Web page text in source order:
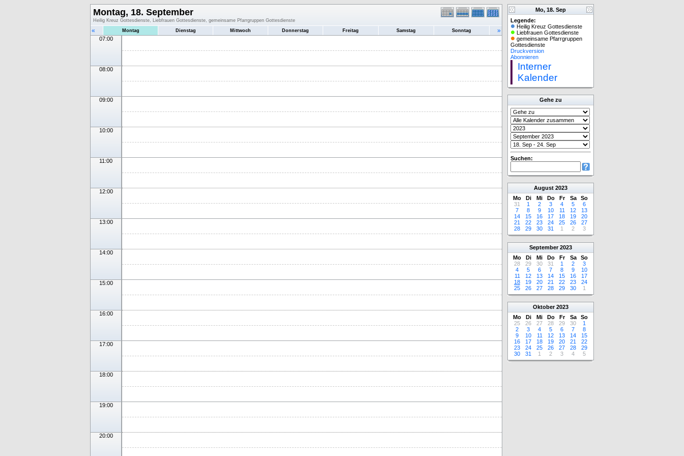
Montag, 18. September
Heilig Kreuz Gottesdienste, Liebfrauen Gottesdienste, gemeinsame Pfarrgruppen Gottesdienste
« Montag Dienstag Mittwoch Donnerstag Freitag Samstag Sonntag »
07:00
08:00
09:00
10:00
11:00
12:00
13:00
14:00
15:00
16:00
17:00
18:00
19:00
20:00
Mo, 18. Sep
Legende:
Heilig Kreuz Gottesdienste
Liebfrauen Gottesdienste
gemeinsame Pfarrgruppen
Gottesdienste
Druckversion
Abonnieren
Interner
Kalender
Gehe zu
Suchen:
August 2023
Mo
Di Mi Do Fr Sa
So
31
1 2 3 4 5
6
7
8 9 10 11 12
13
14
15 16 17 18 19
20
21
22 23 24 25 26
27
28
29 30 31 1 2 3
September 2023
Mo
Di Mi Do Fr Sa
So
28
29 30 31 1 2
3
4
5 6 7 8 9
10
11
12 13 14 15 16
17
18
19 20 21 22 23
24
25
26 27 28 29 30 1
Oktober 2023
Mo
Di Mi Do Fr Sa
So
25
26 27 28 29 30
1
2
3 4 5 6 7
8
9
10 11 12 13 14
15
16
17 18 19 20 21
22
23
24 25 26 27 28
29
30
31 1 2 3 4 5